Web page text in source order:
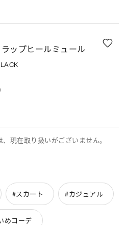
ップヒールミュール
現在取り扱いがございません。
#スカート #カジュアル
めコーデ